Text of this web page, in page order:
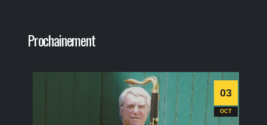
Prochainement
03
OCT